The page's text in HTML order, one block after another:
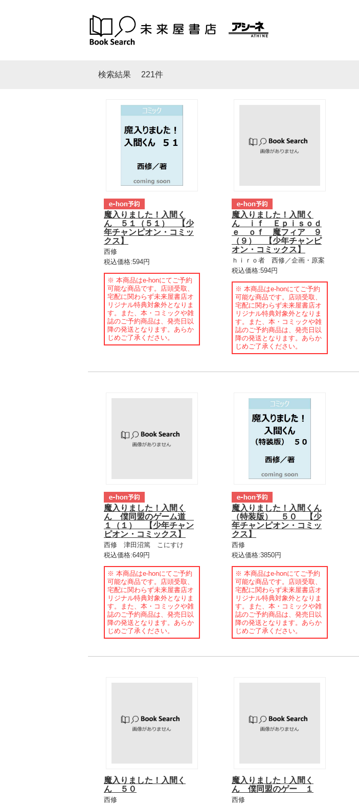
検索結果 221件
魔入りました！入間く
ん ５１（５１） 【少
年チャンピオン・コミッ
クス】
西修
税込価格:594円
※ 本商品はe-honにてご予約
可能な商品です。店頭受取、
宅配に関わらず未来屋書店オ
リジナル特典対象外となりま
す。また、本・コミックや雑
誌のご予約商品は、発売日以
降の発送となります。あらか
じめご了承ください。
魔入りました！入間く
ん ｉｆ Ｅｐｉｓｏｄ
ｅ ｏｆ 魔フィア ９
（９） 【少年チャンピ
オン・コミックス】
ｈｉｒｏ者 西修／企画・原案
税込価格:594円
※ 本商品はe-honにてご予約
可能な商品です。店頭受取、
宅配に関わらず未来屋書店オ
リジナル特典対象外となりま
す。また、本・コミックや雑
誌のご予約商品は、発売日以
降の発送となります。あらか
じめご了承ください。
魔入りました！入間く
ん 僕同盟のゲーム道
１（１） 【少年チャン
ピオン・コミックス】
西修 津田沼篤 こにすけ
税込価格:649円
※ 本商品はe-honにてご予約
可能な商品です。店頭受取、
宅配に関わらず未来屋書店オ
リジナル特典対象外となりま
す。また、本・コミックや雑
誌のご予約商品は、発売日以
降の発送となります。あらか
じめご了承ください。
魔入りました！入間くん
（特装版） ５０ 【少
年チャンピオン・コミッ
クス】
西修
税込価格:3850円
※ 本商品はe-honにてご予約
可能な商品です。店頭受取、
宅配に関わらず未来屋書店オ
リジナル特典対象外となりま
す。また、本・コミックや雑
誌のご予約商品は、発売日以
降の発送となります。あらか
じめご了承ください。
魔入りました！入間く
ん ５０
西修
魔入りました！入間く
ん 僕同盟のゲー １
西修